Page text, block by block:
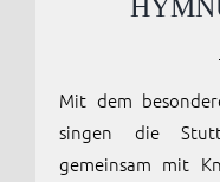
Mit dem
singen die
gemeinsam mit